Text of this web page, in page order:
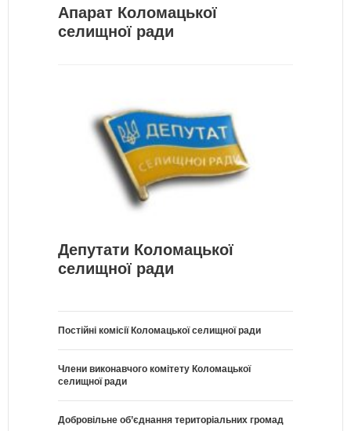
Апарат Коломацької
селищної ради
Депутати Коломацької
селищної ради
Постійні комісії Коломацької селищної ради
Члени виконавчого комітету Коломацької
селищної ради
Добровільне об’єднання територіальних громад